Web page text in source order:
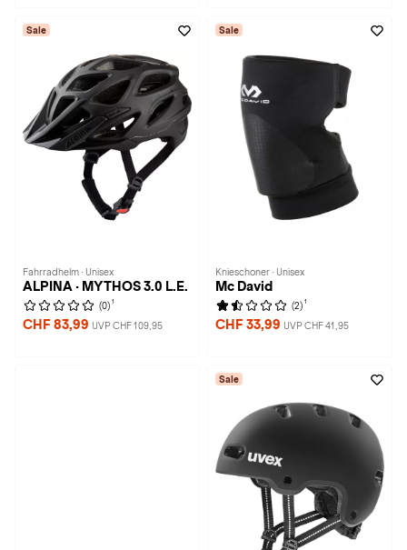
Sale
Fahrradhelm · Unisex
ALPINA · MYTHOS 3.0 L.E.
(0) 1
CHF 83,99 UVP CHF 109,95
Sale
Knieschoner · Unisex
Mc David
(2) 1
CHF 33,99 UVP CHF 41,95
Sale